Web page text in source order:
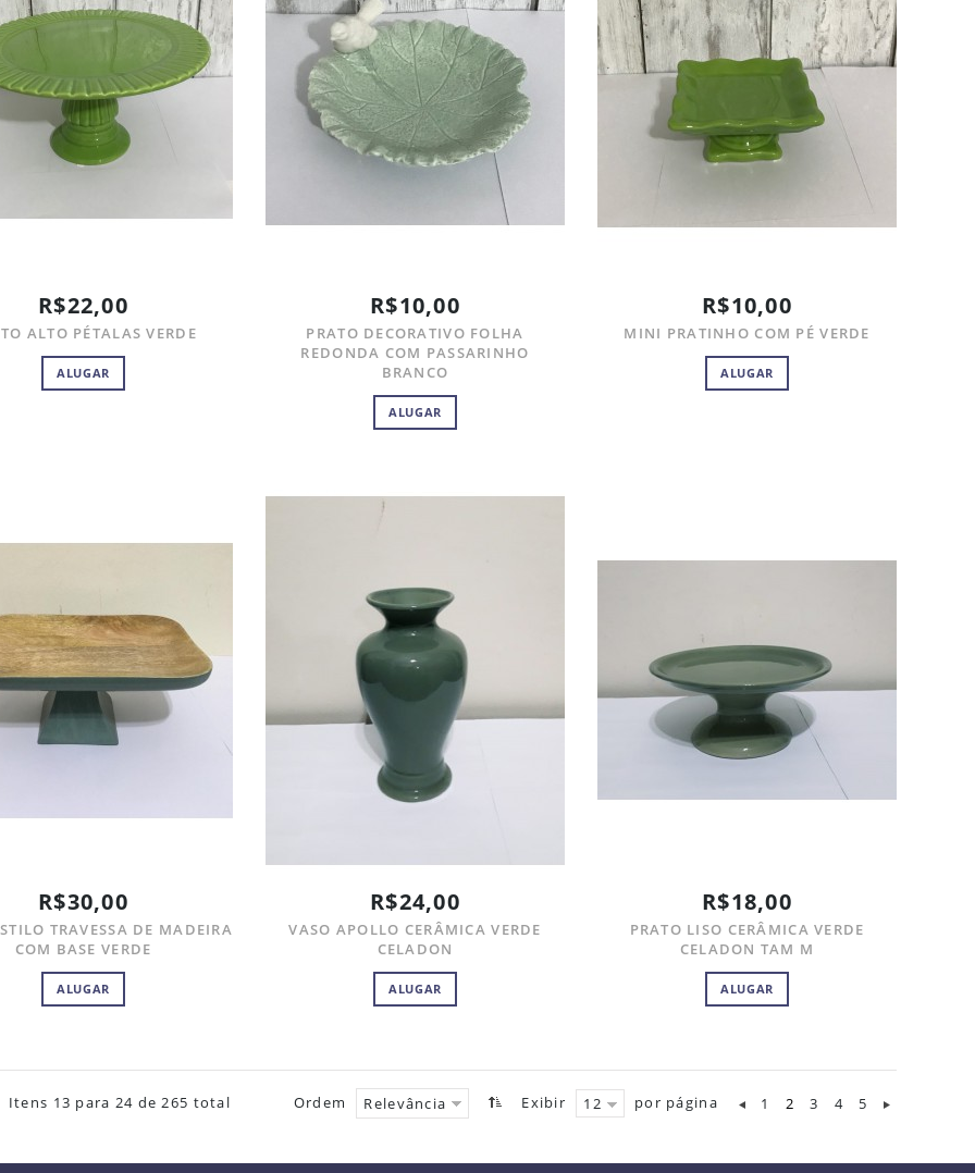
R$22,00
ALTO PÉTALAS VERDE
ALUGAR
R$10,00
PRATO DECORATIVO FOLHA
REDONDA COM PASSARINHO
BRANCO
ALUGAR
R$10,00
MINI PRATINHO COM PÉ VERDE
ALUGAR
R$30,00
TRAVESSA DE MADEIRA
COM BASE VERDE
ALUGAR
R$24,00
VASO APOLLO CERÂMICA VERDE
CELADON
ALUGAR
R$18,00
PRATO LISO CERÂMICA VERDE
CELADON TAM M
ALUGAR
Itens 13 para 24 de 265 total 1 2 3 4 5
Exibir 12 por página
Ordem Relevância